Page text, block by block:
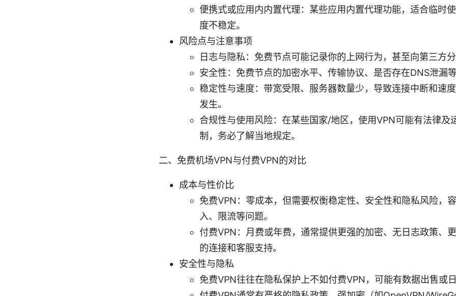
便携式或应用内内置代理：某些应用内置代理功能，适合临时
度不稳定。
风险点与注意事项
日志与隐私：免费节点可能记录你的上网行为，甚至向第三方分
安全性：免费节点的加密水平、传输协议、是否存在DNS泄漏等
稳定性与速度：带宽受限、服务器数量少，导致连接中断和速
发生。
合规性与使用风险：在某些国家/地区，使用VPN可能有法律及
制，务必了解当地规定。
二、免费机场VPN与付费VPN的对比
成本与性价比
免费VPN：零成本，但需要权衡稳定性、安全性和隐私风险，
入、限流等问题。
付费VPN：月费或年费，通常提供更强的加密、无日志政策、
的连接和客服支持。
安全性与隐私
免费VPN往往在隐私保护上不如付费VPN，可能有数据出售或